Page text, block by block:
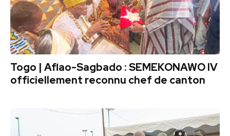
Togo | Aflao-Sagbado : SEMEKONAWO IV
officiellement reconnu chef de canton